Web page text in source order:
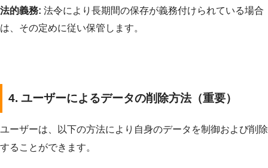
法的義務: 法令により長期間の保存が義務付けられている場合
は、その定めに従い保管します。
4. ユーザーによるデータの削除方法（重要）
ユーザーは、以下の方法により自身のデータを制御および削除
することができます。